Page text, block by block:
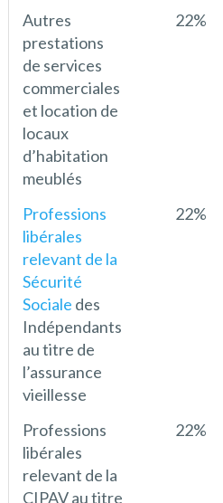
Autres
prestations
de services
commerciales
et location de
locaux
d’habitation
meublés
22%
Professions
libérales
relevant de la
Sécurité
Sociale des
Indépendants
au titre de
l’assurance
vieillesse
22%
Professions
libérales
relevant de la
CIPAV au titre
22%